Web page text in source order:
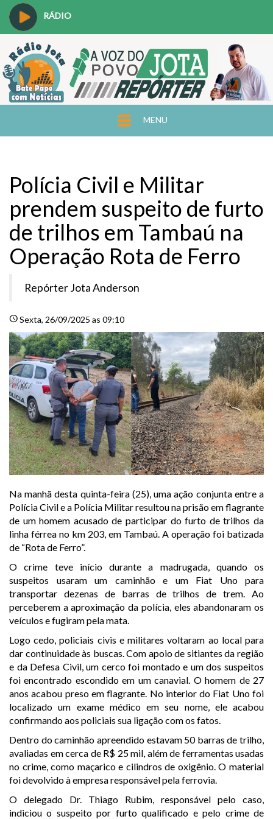
RÁDIO
MENU
Polícia Civil e Militar
prendem suspeito de furto
de trilhos em Tambaú na
Operação Rota de Ferro
Repórter Jota Anderson
scheduleSexta, 26/09/2025 as 09:10
Na manhã desta quinta-feira (25), uma ação conjunta entre a
Polícia Civil e a Polícia Militar resultou na prisão em flagrante
de um homem acusado de participar do furto de trilhos da
linha férrea no km 203, em Tambaú. A operação foi batizada
de “Rota de Ferro”.
O crime teve início durante a madrugada, quando os
suspeitos usaram um caminhão e um Fiat Uno para
transportar dezenas de barras de trilhos de trem. Ao
perceberem a aproximação da polícia, eles abandonaram os
veículos e fugiram pela mata.
Logo cedo, policiais civis e militares voltaram ao local para
dar continuidade às buscas. Com apoio de sitiantes da região
e da Defesa Civil, um cerco foi montado e um dos suspeitos
foi encontrado escondido em um canavial. O homem de 27
anos acabou preso em flagrante. No interior do Fiat Uno foi
localizado um exame médico em seu nome, ele acabou
confirmando aos policiais sua ligação com os fatos.
Dentro do caminhão apreendido estavam 50 barras de trilho,
avaliadas em cerca de R$ 25 mil, além de ferramentas usadas
no crime, como maçarico e cilindros de oxigênio. O material
foi devolvido à empresa responsável pela ferrovia.
O delegado Dr. Thiago Rubim, responsável pelo caso,
indiciou o suspeito por furto qualificado e pelo crime de